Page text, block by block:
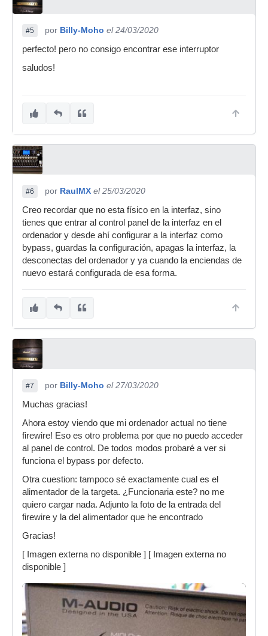
#5 por Billy-Moho el 24/03/2020
perfecto! pero no consigo encontrar ese interruptor
saludos!
#6 por RaulMX el 25/03/2020
Creo recordar que no esta físico en la interfaz, sino
tienes que entrar al control panel de la interfaz en el
ordenador y desde ahí configurar a la interfaz como
bypass, guardas la configuración, apagas la interfaz, la
desconectas del ordenador y ya cuando la enciendas de
nuevo estará configurada de esa forma.
#7 por Billy-Moho el 27/03/2020
Muchas gracias!
Ahora estoy viendo que mi ordenador actual no tiene
firewire! Eso es otro problema por que no puedo acceder
al panel de control. De todos modos probaré a ver si
funciona el bypass por defecto.
Otra cuestion: tampoco sé exactamente cual es el
alimentador de la targeta. ¿Funcionaria este? no me
quiero cargar nada. Adjunto la foto de la entrada del
firewire y la del alimentador que he encontrado
Gracias!
[ Imagen externa no disponible ] [ Imagen externa no
disponible ]